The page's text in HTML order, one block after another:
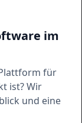
im
für
ist? Wir
und eine